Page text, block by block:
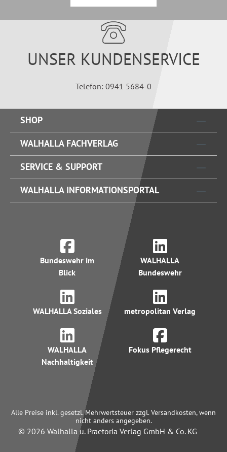
UNSER KUNDENSERVICE
Telefon: 0941 5684-0
SHOP
WALHALLA FACHVERLAG
SERVICE & SUPPORT
WALHALLA INFORMATIONSPORTAL
Bundeswehr im
Blick
WALHALLA
Bundeswehr
WALHALLA Soziales metropolitan Verlag
WALHALLA
Nachhaltigkeit
Fokus Pflegerecht
Alle Preise inkl. gesetzl. Mehrwertsteuer zzgl. Versandkosten, wenn
nicht anders angegeben.
© 2026 Walhalla u. Praetoria Verlag GmbH & Co. KG